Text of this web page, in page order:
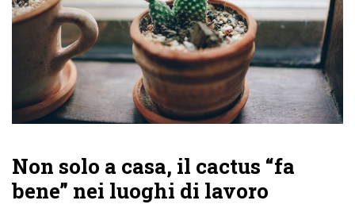
Non solo a casa, il cactus “fa
bene” nei luoghi di lavoro